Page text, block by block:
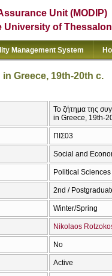
Unit (MODIP)
University of
Management System
Greece, 19th-20th c.
Το ζήτημα της
in Greece, 19th-
ΠΙΣ03
Social and
Political Sciences
2nd /
Winter/Spring
Nikolaos
No
Active